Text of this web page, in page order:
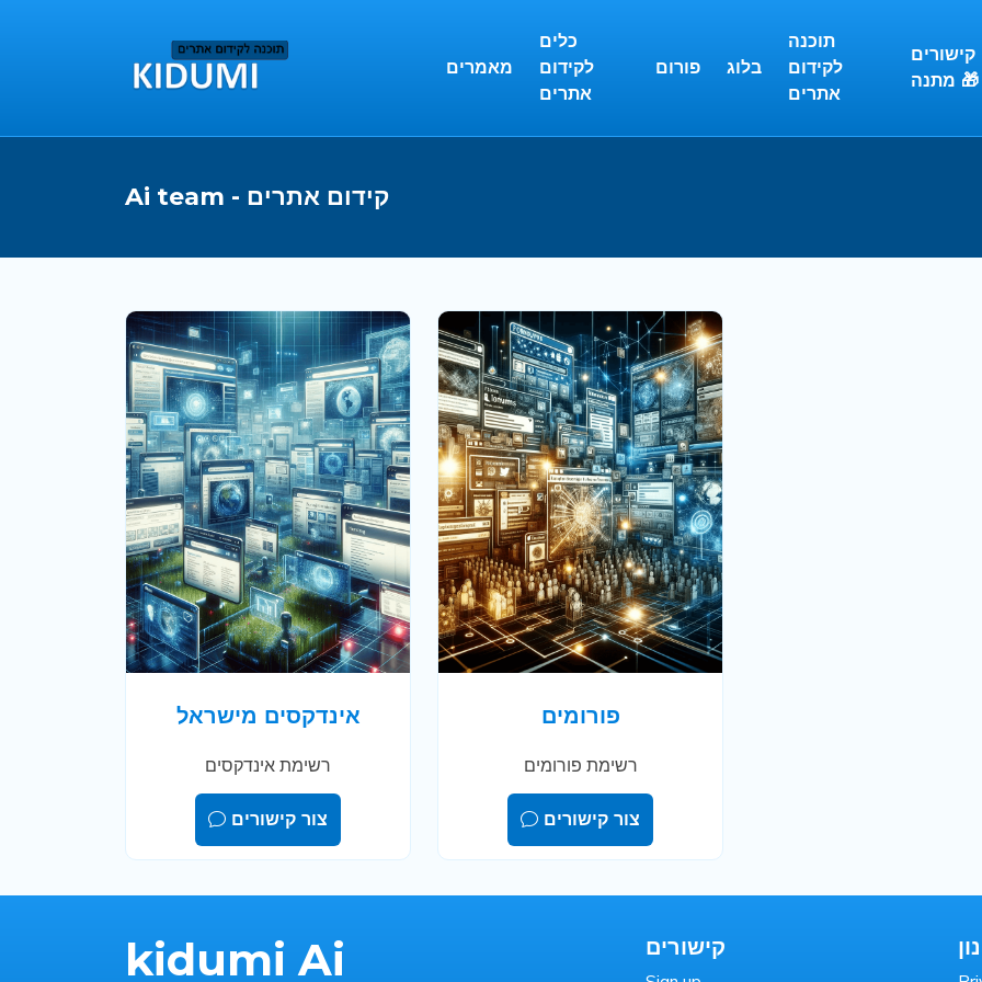
מאמרים
כלים
לקידום
אתרים
פורום בלוג
תוכנה
לקידום
אתרים
קישורים
מתנה 🎁
Ai team - קידום אתרים
אינדקסים מישראל
רשימת אינדקסים
צור קישורים
פורומים
רשימת פורומים
צור קישורים
kidumi Ai קישורים